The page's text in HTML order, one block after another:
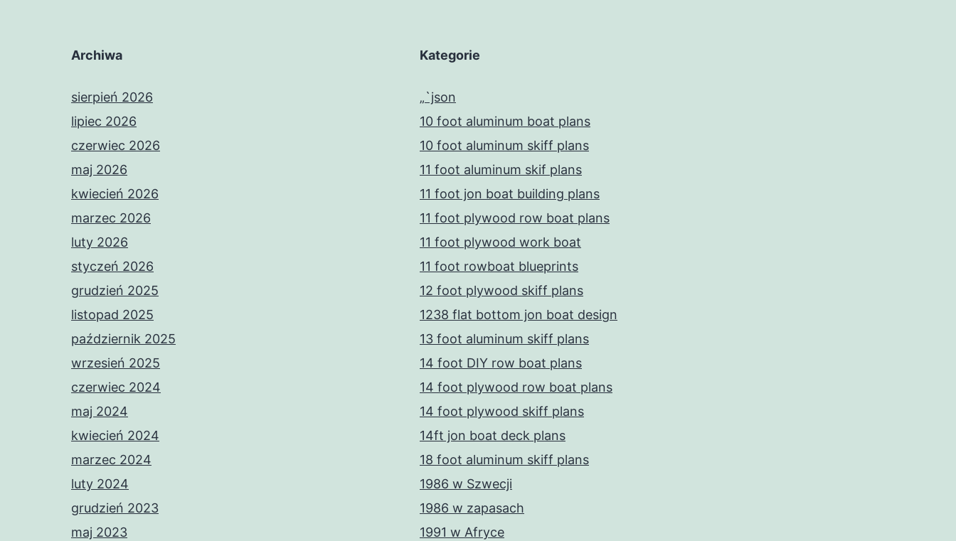
Archiwa
sierpień 2026
lipiec 2026
czerwiec 2026
maj 2026
kwiecień 2026
marzec 2026
luty 2026
styczeń 2026
grudzień 2025
listopad 2025
październik 2025
wrzesień 2025
czerwiec 2024
maj 2024
kwiecień 2024
marzec 2024
luty 2024
grudzień 2023
maj 2023
Kategorie
„`json
10 foot aluminum boat plans
10 foot aluminum skiff plans
11 foot aluminum skif plans
11 foot jon boat building plans
11 foot plywood row boat plans
11 foot plywood work boat
11 foot rowboat blueprints
12 foot plywood skiff plans
1238 flat bottom jon boat design
13 foot aluminum skiff plans
14 foot DIY row boat plans
14 foot plywood row boat plans
14 foot plywood skiff plans
14ft jon boat deck plans
18 foot aluminum skiff plans
1986 w Szwecji
1986 w zapasach
1991 w Afryce